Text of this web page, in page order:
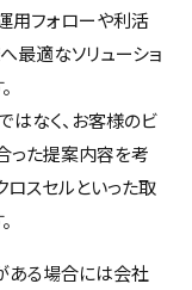
用フォローや利活
最適なソリューショ
はなく、お客様のビ
った提案内容を考
ロスセルといった取
ある場合には会社